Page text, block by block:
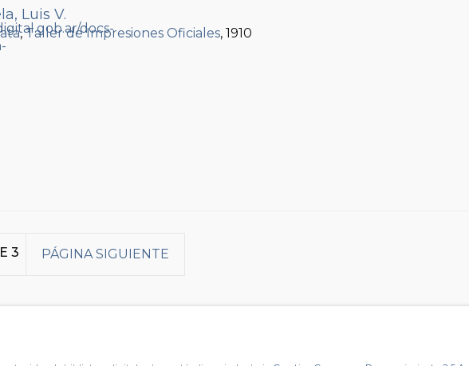
Luis V.
,Taller de Impresiones Oficiales, 1910
3 PÁGINA SIGUIENTE